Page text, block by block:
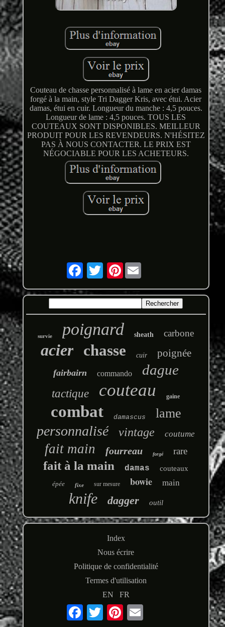
Couteau de chasse personnalisé à lame en acier damas
forgé à la main, style Tri Dagger Kris, avec étui. Acier
damas, étui en cuir. Longueur du manche : 4,5 pouces.
Longueur de lame : 4,5 pouces. TOUS LES
COUTEAUX SONT DISPONIBLES. MEILLEUR
PRODUIT POUR LES REVENDEURS. N'HÉSITEZ
PAS À NOUS CONTACTER. LE PRIX EST
NÉGOCIABLE POUR LES ACHETEURS.
Pinterest
survie poignard sheath carbone
acier chasse cuir poignée
fairbairn commando dague
tactique couteau gaine
combat damascus lame
personnalisé vintage coutume
fait main fourreau forgé rare
fait à la main damas couteaux
épée fixe sur mesure bowie main
knife dagger outil
Index
Nous écrire
Politique de confidentialité
Termes d'utilisation
EN
FR